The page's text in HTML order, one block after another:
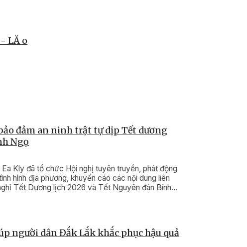
LĂ o
đảm an ninh trật tự dịp Tết dương
Ngọ
Kly đã tổ chức Hội nghị tuyên truyền, phát động
hình địa phương, khuyến cáo các nội dung liên
Tết Dương lịch 2026 và Tết Nguyên đán Bính
người dân Đắk Lắk khắc phục hậu quả